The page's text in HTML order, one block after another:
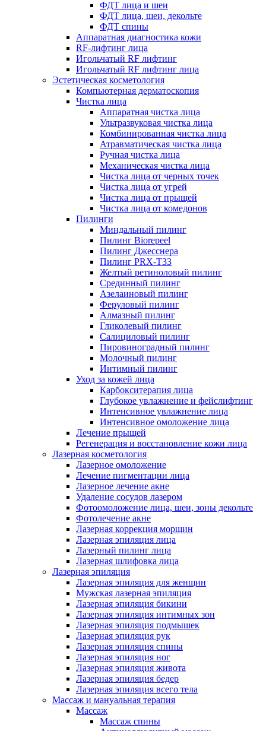
ФДТ лица и шеи
ФДТ лица, шеи, декольте
ФДТ спины
Аппаратная диагностика кожи
RF-лифтинг лица
Игольчатый RF лифтинг
Игольчатый RF лифтинг лица
Эстетическая косметология
Компьютерная дерматоскопия
Чистка лица
Аппаратная чистка лица
Ультразвуковая чистка лица
Комбинированная чистка лица
Атравматическая чистка лица
Ручная чистка лица
Механическая чистка лица
Чистка лица от черных точек
Чистка лица от угрей
Чистка лица от прыщей
Чистка лица от комедонов
Пилинги
Миндальный пилинг
Пилинг Biorepeel
Пилинг Джесснера
Пилинг PRX-T33
Желтый ретиноловый пилинг
Срединный пилинг
Азелаиновый пилинг
Феруловый пилинг
Алмазный пилинг
Гликолевый пилинг
Салициловый пилинг
Пировиноградный пилинг
Молочный пилинг
Интимный пилинг
Уход за кожей лица
Карбокситерапия лица
Глубокое увлажнение и фейслифтинг
Интенсивное увлажнение лица
Интенсивное омоложение лица
Лечение прыщей
Регенерация и восстановление кожи лица
Лазерная косметология
Лазерное омоложение
Лечение пигментации лица
Лазерное лечение акне
Удаление сосудов лазером
Фотоомоложение лица, шеи, зоны декольте
Фотолечение акне
Лазерная коррекция морщин
Лазерная эпиляция лица
Лазерный пилинг лица
Лазерная шлифовка лица
Лазерная эпиляция
Лазерная эпиляция для женщин
Мужская лазерная эпиляция
Лазерная эпиляция бикини
Лазерная эпиляция интимных зон
Лазерная эпиляция подмышек
Лазерная эпиляция рук
Лазерная эпиляция спины
Лазерная эпиляция ног
Лазерная эпиляция живота
Лазерная эпиляция бедер
Лазерная эпиляция всего тела
Массаж и мануальная терапия
Массаж
Массаж спины